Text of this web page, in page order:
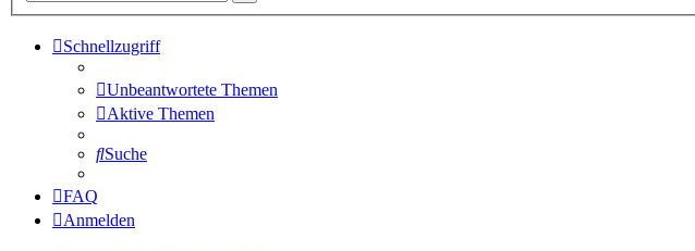
Schnellzugriff
Unbeantwortete Themen
Aktive Themen
Suche
FAQ
Anmelden